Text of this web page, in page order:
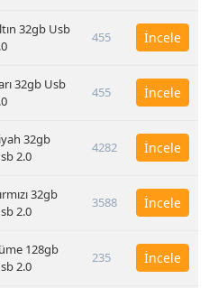
32gb Usb
455 İncele
32gb Usb
455 İncele
32gb
2.0
4282 İncele
32gb
2.0
3588 İncele
128gb
2.0
235 İncele